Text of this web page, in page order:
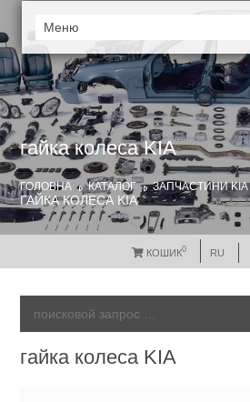
гайка колеса KIA
ГОЛОВНА КАТАЛОГ ЗАПЧАСТИНИ KIA
ГАЙКА КОЛЕСА KIA
КОШИК0 RU
гайка колеса KIA